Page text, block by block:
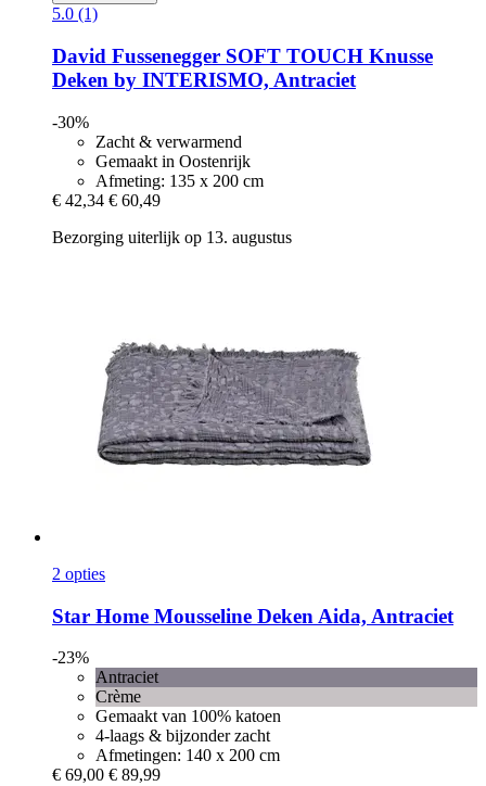
5.0 (1)
David Fussenegger SOFT TOUCH Knusse
Deken by INTERISMO, Antraciet
-30%
Zacht & verwarmend
Gemaakt in Oostenrijk
Afmeting: 135 x 200 cm
€ 42,34 € 60,49
Bezorging uiterlijk op 13. augustus
2 opties
Star Home Mousseline Deken Aida, Antraciet
-23%
Antraciet
Crème
Gemaakt van 100% katoen
4-laags & bijzonder zacht
Afmetingen: 140 x 200 cm
€ 69,00 € 89,99